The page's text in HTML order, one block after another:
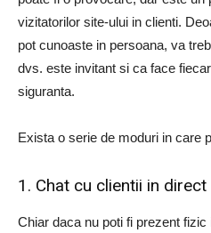
vizitatorilor site-ului in clienti.
pot cunoaste in persoana, va
dvs. este invitant si ca face
siguranta.
Exista o serie de moduri in care
1. Chat cu clientii in direct
Chiar daca nu poti fi prezent